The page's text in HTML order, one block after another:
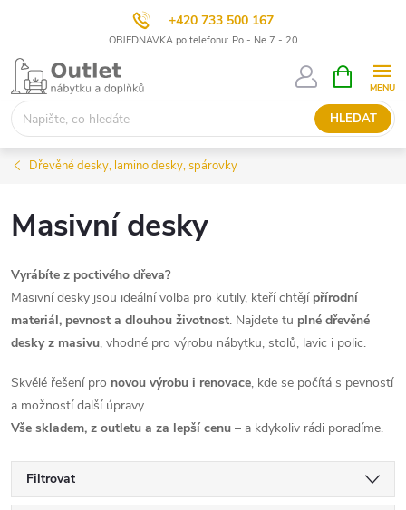
+420 733 500 167
OBJEDNÁVKA po telefonu: Po - Ne 7 - 20
Přejít
obsah
HLEDAT
NÁKUPNÍ
KOŠÍK
Dřevěné desky, lamino desky, spárovky
Masivní desky
Vyrábíte z poctivého dřeva?
Masivní desky jsou ideální volba pro kutily, kteří chtějí přírodní
materiál, pevnost a dlouhou životnost. Najdete tu plné dřevěné
desky z masivu, vhodné pro výrobu nábytku, stolů, lavic i polic.
Skvělé řešení pro novou výrobu i renovace, kde se počítá s pevností
a možností další úpravy.
Vše skladem, z outletu a za lepší cenu – a kdykoliv rádi poradíme.
Filtrovat